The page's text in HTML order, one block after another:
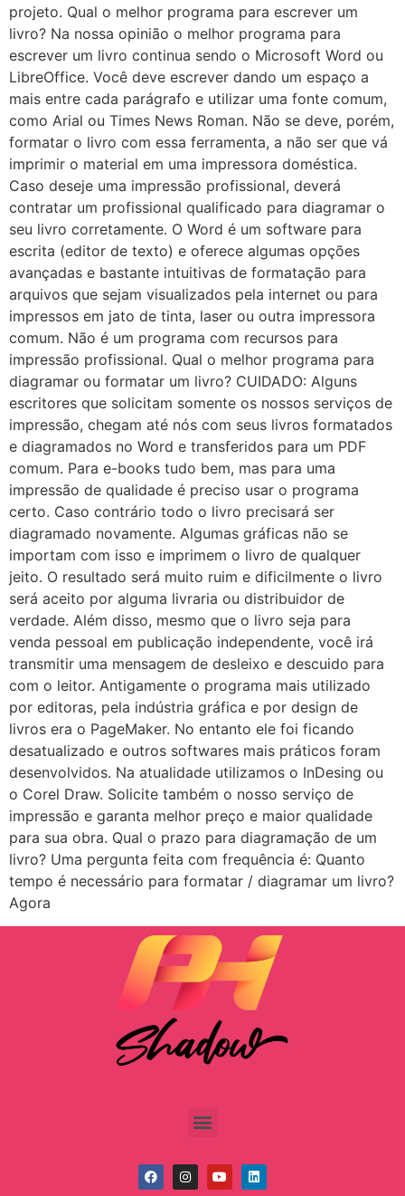
projeto. Qual o melhor programa para escrever um
livro? Na nossa opinião o melhor programa para
escrever um livro continua sendo o Microsoft Word ou
LibreOffice. Você deve escrever dando um espaço a
mais entre cada parágrafo e utilizar uma fonte comum,
como Arial ou Times News Roman. Não se deve, porém,
formatar o livro com essa ferramenta, a não ser que vá
imprimir o material em uma impressora doméstica.
Caso deseje uma impressão profissional, deverá
contratar um profissional qualificado para diagramar o
seu livro corretamente. O Word é um software para
escrita (editor de texto) e oferece algumas opções
avançadas e bastante intuitivas de formatação para
arquivos que sejam visualizados pela internet ou para
impressos em jato de tinta, laser ou outra impressora
comum. Não é um programa com recursos para
impressão profissional. Qual o melhor programa para
diagramar ou formatar um livro? CUIDADO: Alguns
escritores que solicitam somente os nossos serviços de
impressão, chegam até nós com seus livros formatados
e diagramados no Word e transferidos para um PDF
comum. Para e-books tudo bem, mas para uma
impressão de qualidade é preciso usar o programa
certo. Caso contrário todo o livro precisará ser
diagramado novamente. Algumas gráficas não se
importam com isso e imprimem o livro de qualquer
jeito. O resultado será muito ruim e dificilmente o livro
será aceito por alguma livraria ou distribuidor de
verdade. Além disso, mesmo que o livro seja para
venda pessoal em publicação independente, você irá
transmitir uma mensagem de desleixo e descuido para
com o leitor. Antigamente o programa mais utilizado
por editoras, pela indústria gráfica e por design de
livros era o PageMaker. No entanto ele foi ficando
desatualizado e outros softwares mais práticos foram
desenvolvidos. Na atualidade utilizamos o InDesing ou
o Corel Draw. Solicite também o nosso serviço de
impressão e garanta melhor preço e maior qualidade
para sua obra. Qual o prazo para diagramação de um
livro? Uma pergunta feita com frequência é: Quanto
tempo é necessário para formatar / diagramar um livro?
Agora